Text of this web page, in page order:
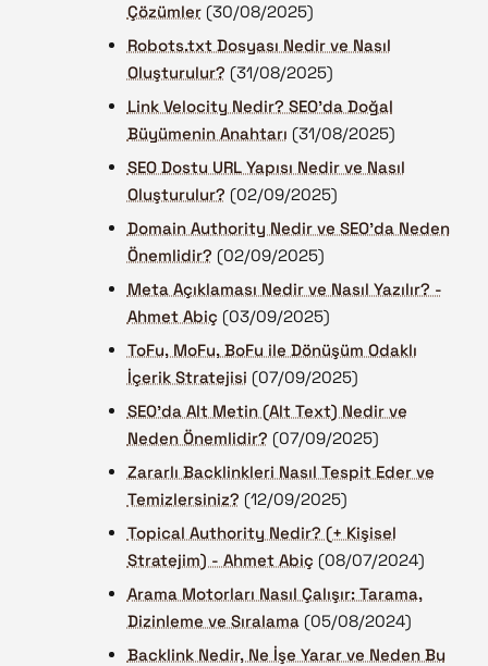
Çözümler (30/08/2025)
Robots.txt Dosyası Nedir ve Nasıl
Oluşturulur? (31/08/2025)
Link Velocity Nedir? SEO’da Doğal
Büyümenin Anahtarı (31/08/2025)
SEO Dostu URL Yapısı Nedir ve Nasıl
Oluşturulur? (02/09/2025)
Domain Authority Nedir ve SEO’da Neden
Önemlidir? (02/09/2025)
Meta Açıklaması Nedir ve Nasıl Yazılır? -
Ahmet Abiç (03/09/2025)
ToFu, MoFu, BoFu ile Dönüşüm Odaklı
İçerik Stratejisi (07/09/2025)
SEO'da Alt Metin (Alt Text) Nedir ve
Neden Önemlidir? (07/09/2025)
Zararlı Backlinkleri Nasıl Tespit Eder ve
Temizlersiniz? (12/09/2025)
Topical Authority Nedir? (+ Kişisel
Stratejim) - Ahmet Abiç (08/07/2024)
Arama Motorları Nasıl Çalışır: Tarama,
Dizinleme ve Sıralama (05/08/2024)
Backlink Nedir, Ne İşe Yarar ve Neden Bu